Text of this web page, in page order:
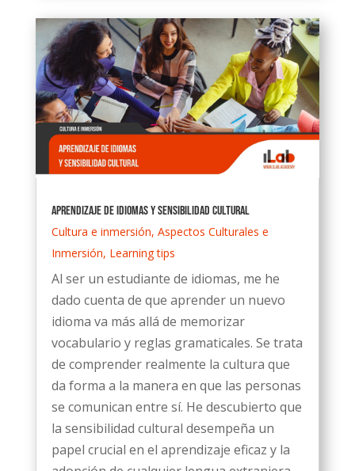
Aprendizaje de idiomas y sensibilidad cultural
Cultura e inmersión, Aspectos Culturales e
Inmersión, Learning tips
Al ser un estudiante de idiomas, me he
dado cuenta de que aprender un nuevo
idioma va más allá de memorizar
vocabulario y reglas gramaticales. Se trata
de comprender realmente la cultura que
da forma a la manera en que las personas
se comunican entre sí. He descubierto que
la sensibilidad cultural desempeña un
papel crucial en el aprendizaje eficaz y la